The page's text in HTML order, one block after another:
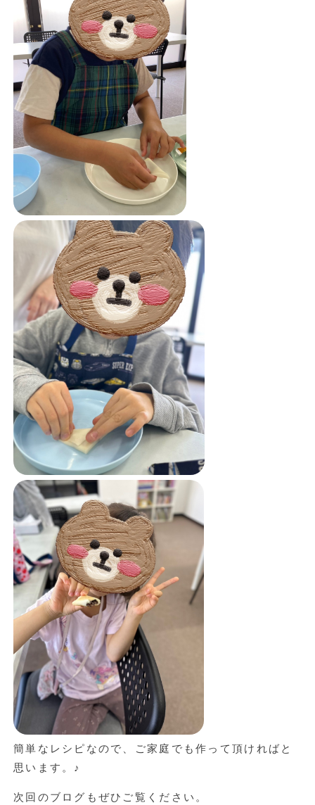
簡単なレシピなので、ご家庭でも作って頂ければと
思います。♪
次回のブログもぜひご覧ください。